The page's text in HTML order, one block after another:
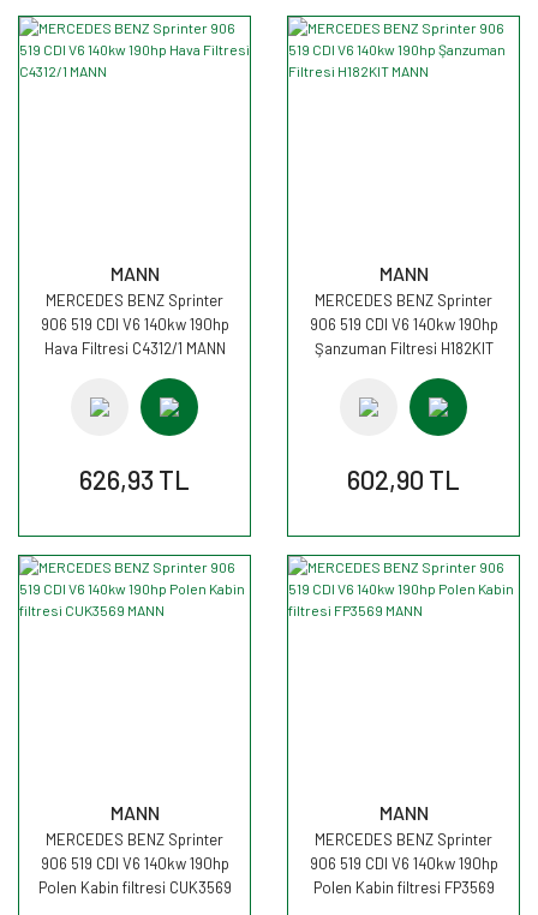
MANN
MERCEDES BENZ Sprinter
906 519 CDI V6 140kw 190hp
Hava Filtresi C4312/1 MANN
626,93 TL
MANN
MERCEDES BENZ Sprinter
906 519 CDI V6 140kw 190hp
Şanzuman Filtresi H182KIT
602,90 TL
MANN
MERCEDES BENZ Sprinter
906 519 CDI V6 140kw 190hp
Polen Kabin filtresi CUK3569
MANN
MERCEDES BENZ Sprinter
906 519 CDI V6 140kw 190hp
Polen Kabin filtresi FP3569